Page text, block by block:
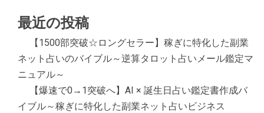
最近の投稿
【1500部突破☆ロングセラー】稼ぎに特化した副業
ネット占いのバイブル～逆算タロット占いメール鑑定マ
ニュアル～
【爆速で0→1突破へ】AI × 誕生日占い鑑定書作成バ
イブル～稼ぎに特化した副業ネット占いビジネス